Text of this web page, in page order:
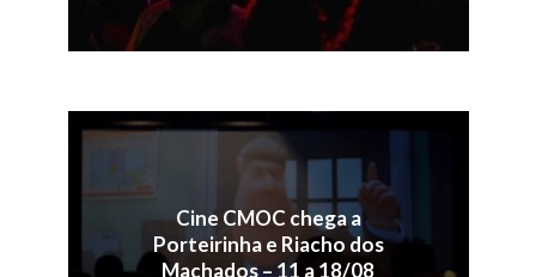
Cine CMOC chega a
Porteirinha e Riacho dos
Machados – 11 a 18/08